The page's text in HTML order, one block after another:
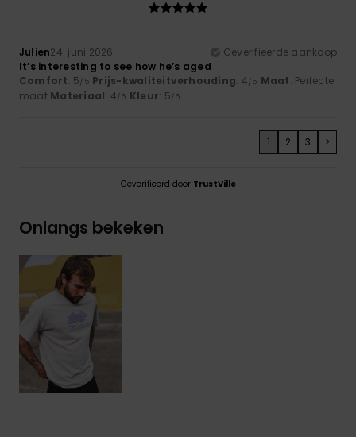
Julien24. juni 2026
Geverifieerde aankoop
It’s interesting to see how he’s aged
Comfort: 5/5 Prijs-kwaliteitverhouding: 4/5 Maat: Perfecte
maat Materiaal: 4/5 Kleur: 5/5
1 2 3 >
Geverifieerd door TrustVille
Onlangs bekeken